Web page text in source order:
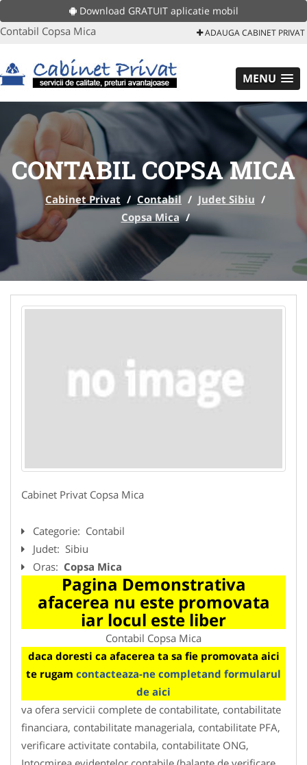
Download GRATUIT aplicatie mobil
Contabil Copsa Mica ADAUGA CABINET PRIVAT
MENU
CONTABIL COPSA MICA
Cabinet Privat / Contabil / Judet Sibiu /
Copsa Mica /
Cabinet Privat Copsa Mica
Categorie: Contabil
Judet: Sibiu
Oras: Copsa Mica
Pagina Demonstrativa
afacerea nu este promovata
iar locul este liber
Contabil Copsa Mica
daca doresti ca afacerea ta sa fie promovata aici
te rugam contacteaza-ne completand formularul
de aici
va ofera servicii complete de contabilitate, contabilitate
financiara, contabilitate manageriala, contabilitate PFA,
verificare activitate contabila, contabilitate ONG,